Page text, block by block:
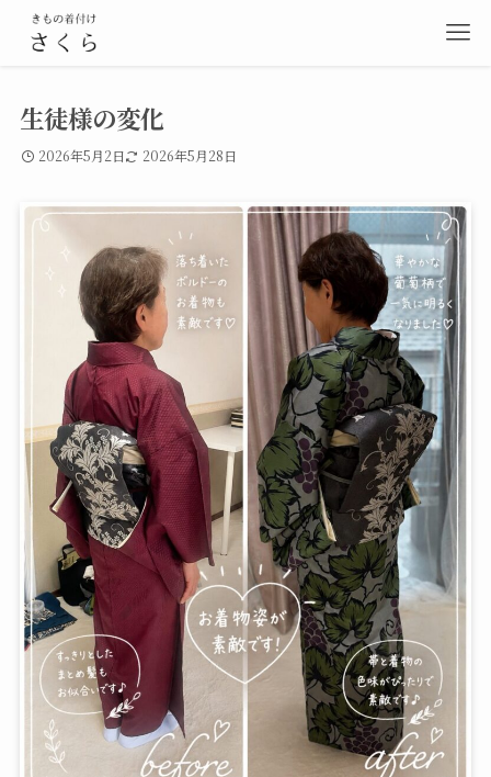
生徒様の変化
2026年5月2日 2026年5月28日